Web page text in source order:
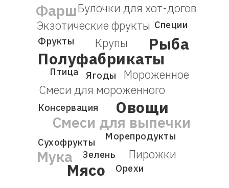
Овощи
Морепродукты
Рыба
Птица
Мясо
Зелень
Ягоды
Фрукты
Сухофрукты
Орехи
Специи
Консервация
Полуфабрикаты
Фарш
Смеси для выпечки
Мороженное
Крупы
Булочки для хот-догов
Экзотические фрукты
Пирожки
Смеси для мороженного
Мука